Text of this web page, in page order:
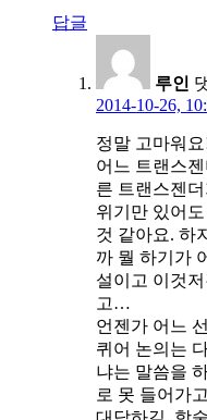
답글
루인
2014-10-26,
정말 고마워
어느 트랜스
른 트랜스젠
위기만 있어
것 같아요. 하
까 뭘 하기가
설이고 이것
고…
언젠가 어느
퀴어 논의는
냐는 말씀을
로 못 들어가